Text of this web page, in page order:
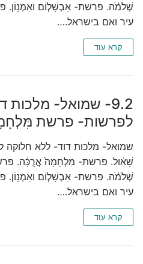
שְׁלֹמֹ֔ה. פרשת- אַבְשָׁל֧וֹם ואַמְנ֥וֹן.
עיר ואם בישראל.…
קרא עוד
9.2- שמואל- מלכות
לפרשות- פרשת
שמואל- מלכות דוד- ללא
שָׁא֔וּל. פרשת- מִּלְחָמָה֙ אֲרֻכָּ֔ה.
שְׁלֹמֹ֔ה. פרשת- אַבְשָׁל֧וֹם ואַמְנ֥וֹן.
עיר ואם בישראל.…
קרא עוד